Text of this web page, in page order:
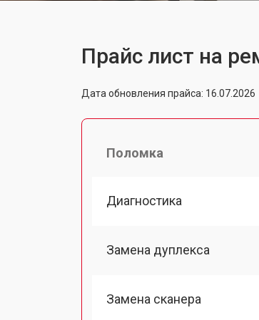
Прайс лист на
Дата обновления прайса: 16.07.2026
Поломка
Диагностика
Замена дуплекса
Замена сканера